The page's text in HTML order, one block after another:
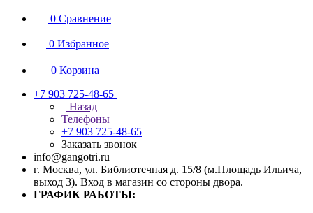
0 Сравнение
0 Избранное
0 Корзина
+7 903 725-48-65
Назад
Телефоны
+7 903 725-48-65
Заказать звонок
info@gangotri.ru
г. Москва, ул. Библиотечная д. 15/8 (м.Площадь Ильича,
выход 3). Вход в магазин со стороны двора.
ГРАФИК РАБОТЫ: